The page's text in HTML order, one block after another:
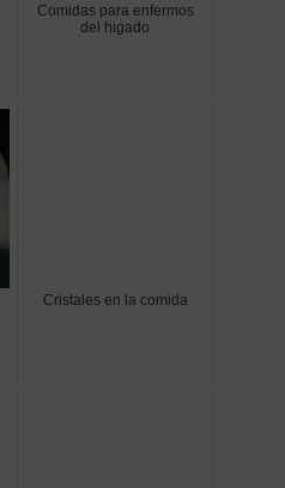
Comidas para enfermos
del higado
Cristales en la comida